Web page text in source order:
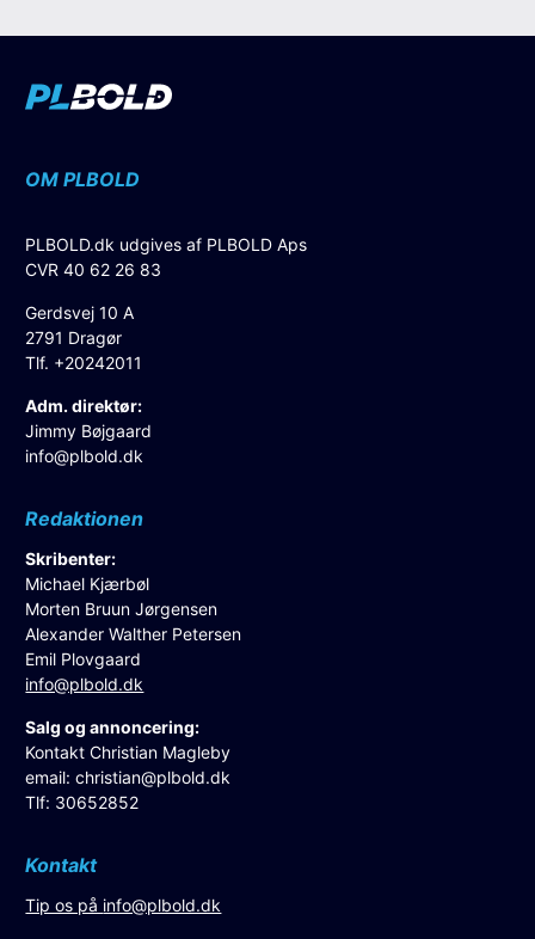
OM PLBOLD
PLBOLD.dk udgives af PLBOLD Aps
CVR 40 62 26 83
Gerdsvej 10 A
2791 Dragør
Tlf. +20242011
Adm. direktør:
Jimmy Bøjgaard
info@plbold.dk
Redaktionen
Skribenter:
Michael Kjærbøl
Morten Bruun Jørgensen
Alexander Walther Petersen
Emil Plovgaard
info@plbold.dk
Salg og annoncering:
Kontakt Christian Magleby
email:christian@plbold.dk
Tlf: 30652852
Kontakt
Tip os på info@plbold.dk